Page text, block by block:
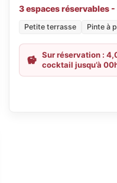
3 espaces réservables
Petite terrasse Pinte à
Sur réservation :
cocktail jusqu’à
achetées = 1